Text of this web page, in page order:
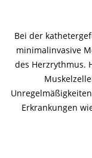
Bei der
minimalinvasive
des Herzrythmus.
Erkrankungen